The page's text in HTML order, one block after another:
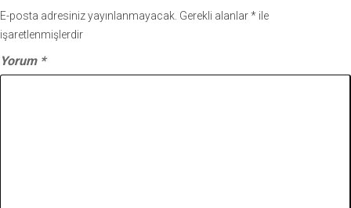
E-posta adresiniz yayınlanmayacak. Gerekli alanlar* ile
işaretlenmişlerdir
Yorum *